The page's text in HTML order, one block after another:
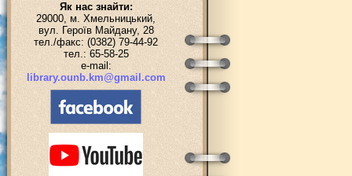
Як нас знайти:
29000, м. Хмельницький,
вул. Героїв Майдану, 28
тел./факс: (0382) 79-44-92
тел.: 65-58-25
e-mail:
library.ounb.km@gmail.com